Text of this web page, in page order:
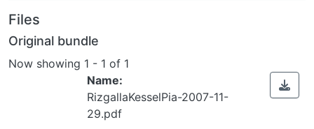
Files
Original bundle
Now showing 1 - 1 of 1
Name:
RizgallaKesselPia-2007-11-
29.pdf